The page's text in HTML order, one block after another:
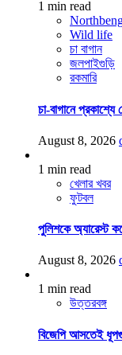
1 min read
Wild life
চা বাগান
জলপাইগুড়ি
রকমারি
চা-বাগানে প্রকাশ্যে
August 8, 2026
1 min read
খেলার খবর
ফুটবল
পুলিশকে অ্যারেস্ট
August 8, 2026
1 min read
উত্তরবঙ্গ
বিজেপি আসতেই